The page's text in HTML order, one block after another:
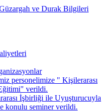
ve Durak Bilgileri
personelimize " Kişilerarası
verildi.
İşbirliği ile Uyuşturucuyla
konulu seminer verildi.